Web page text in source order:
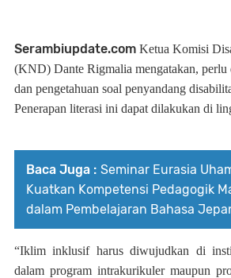
Serambiupdate.com Ketua Komisi
(KND) Dante Rigmalia mengatakan, perlu
dan pengetahuan soal penyandang
Penerapan literasi ini dapat dilakukan di
Baca Juga : Seminar Eurasia
Kuatkan Kompetensi Pedagogik
dalam Pembelajaran Bahasa
“Iklim inklusif harus diwujudkan di
dalam program intrakurikuler maupun